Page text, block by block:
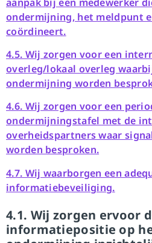
ondermijning, het meldpunt
coördineert.
4.5. Wij zorgen voor een
overleg/lokaal overleg
ondermijning worden
4.6. Wij zorgen voor een
ondermijningstafel met de
overheidspartners waar
worden besproken.
4.7. Wij waarborgen een
informatiebeveiliging.
4.1. Wij zorgen ervoor
informatiepositie op